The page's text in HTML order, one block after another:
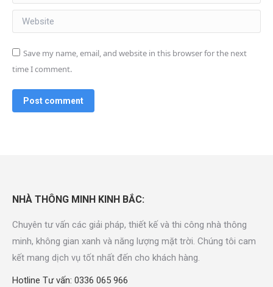
Website
Save my name, email, and website in this browser for the next
time I comment.
Post comment
NHÀ THÔNG MINH KINH BẮC:
Chuyên tư vấn các giải pháp, thiết kế và thi công nhà thông
minh, không gian xanh và năng lượng mặt trời. Chúng tôi cam
kết mang dịch vụ tốt nhất đến cho khách hàng.
Hotline Tư vấn: 0336 065 966